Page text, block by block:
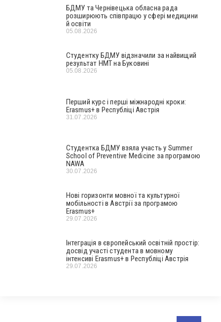
БДМУ та Чернівецька обласна рада
розширюють співпрацю у сфері медицини
й освіти
05.08.2026
Студентку БДМУ відзначили за найвищий
результат НМТ на Буковині
05.08.2026
Перший курс і перші міжнародні кроки:
Erasmus+ в Республіці Австрія
31.07.2026
Студентка БДМУ взяла участь у Summer
School of Preventive Medicine за програмою
NAWA
30.07.2026
Нові горизонти мовної та культурної
мобільності в Австрії за програмою
Erasmus+
29.07.2026
Інтеграція в європейський освітній простір:
досвід участі студента в мовному
інтенсиві Erasmus+ в Республіці Австрія
29.07.2026